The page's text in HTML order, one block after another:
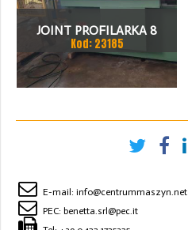
JOINT PROFILARKA 8
STACJI
Kod: 23185
E-mail: info@centrummaszyn.net
PEC: benetta.srl@pec.it